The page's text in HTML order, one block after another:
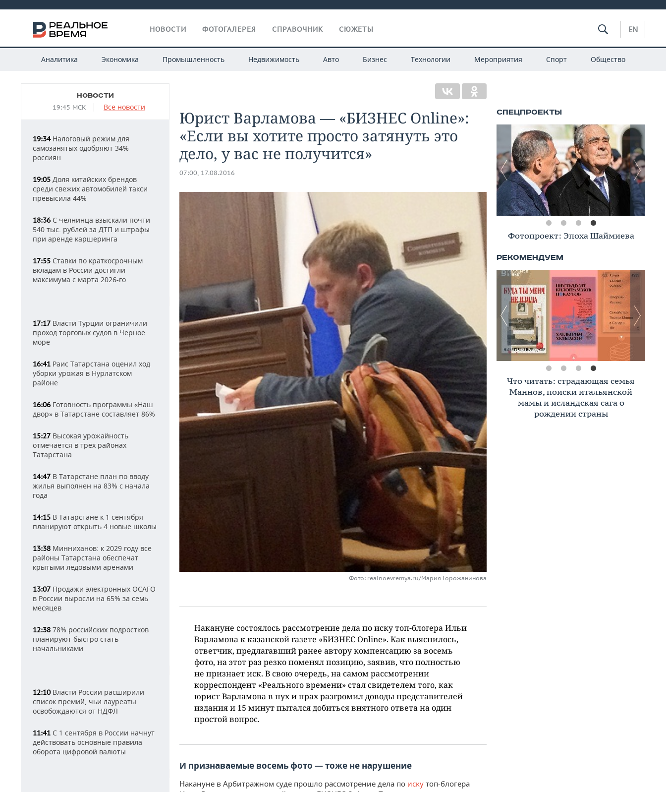
НОВОСТИ ФОТОГАЛЕРЕЯ СПРАВОЧНИК СЮЖЕТЫ EN
Аналитика Экономика Промышленность Недвижимость Авто Бизнес Технологии Мероприятия Спорт Общество
НОВОСТИ
19:45 МСК Все новости
19:34Налоговый режим для
самозанятых одобряют 34%
россиян
19:05 Доля китайских брендов
среди свежих автомобилей такси
превысила 44%
18:36 С челнинца взыскали почти
540 тыс. рублей за ДТП и штрафы
при аренде каршеринга
17:55 Ставки по краткосрочным
вкладам в России достигли
максимума с марта 2026-го
17:17 Власти Турции ограничили
проход торговых судов в Черное
море
16:41 Раис Татарстана оценил ход
уборки урожая в Нурлатском
районе
16:06 Готовность программы «Наш
двор» в Татарстане составляет 86%
15:27 Высокая урожайность
отмечается в трех районах
Татарстана
14:47 В Татарстане план по вводу
жилья выполнен на 83% с начала
года
14:15 В Татарстане к 1 сентября
планируют открыть 4 новые школы
13:38 Минниханов: к 2029 году все
районы Татарстана обеспечат
крытыми ледовыми аренами
13:07 Продажи электронных ОСАГО
в России выросли на 65% за семь
месяцев
12:38 78% российских подростков
планируют быстро стать
начальниками
12:10Власти России расширили
список премий, чьи лауреаты
освобождаются от НДФЛ
11:41 С 1 сентября в России начнут
действовать основные правила
оборота цифровой валюты
Юрист Варламова — «БИЗНЕС Online»:
«Если вы хотите просто затянуть это
дело, у вас не получится»
07:00, 17.08.2016
Фото: realnoevremya.ru/Мария Горожанинова
Накануне состоялось рассмотрение дела по иску топ-блогера Ильи
Варламова к казанской газете «БИЗНЕС Online». Как выяснилось,
ответчик, предлагавший ранее автору компенсацию за восемь
фото, на этот раз резко поменял позицию, заявив, что полностью
не признает иск. В свою очередь, на самом рассмотрении
корреспондент «Реального времени» стал свидетелем того, как
юрист Варламова в пух и прах разгромил доводы представителей
издания и 15 минут пытался добиться внятного ответа на один
простой вопрос.
И признаваемые восемь фото — тоже не нарушение
Накануне в Арбитражном суде прошло рассмотрение дела по иску топ-блогера
Фотопроект: Эпоха Шаймиева
Что читать: страдающая семья
Маннов, поиски итальянской
мамы и исландская сага о
рождении страны